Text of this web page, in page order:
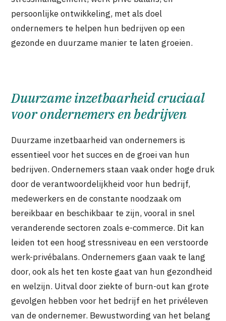
persoonlijke ontwikkeling, met als doel
ondernemers te helpen hun bedrijven op een
gezonde en duurzame manier te laten groeien.
Duurzame inzetbaarheid cruciaal
voor ondernemers en bedrijven
Duurzame inzetbaarheid van ondernemers is
essentieel voor het succes en de groei van hun
bedrijven. Ondernemers staan vaak onder hoge druk
door de verantwoordelijkheid voor hun bedrijf,
medewerkers en de constante noodzaak om
bereikbaar en beschikbaar te zijn, vooral in snel
veranderende sectoren zoals e-commerce. Dit kan
leiden tot een hoog stressniveau en een verstoorde
werk-privébalans. Ondernemers gaan vaak te lang
door, ook als het ten koste gaat van hun gezondheid
en welzijn. Uitval door ziekte of burn-out kan grote
gevolgen hebben voor het bedrijf en het privéleven
van de ondernemer. Bewustwording van het belang